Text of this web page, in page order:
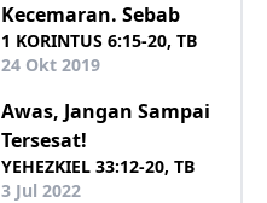
Kecemaran. Sebab
1 KORINTUS 6:15-20, TB
24 Okt 2019
Awas, Jangan Sampai
Tersesat!
YEHEZKIEL 33:12-20, TB
3 Jul 2022